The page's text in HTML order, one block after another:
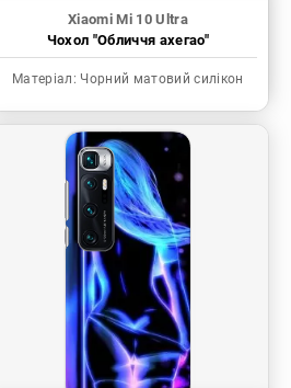
Xiaomi Mi 10 Ultra
Чохол "Обличчя ахегао"
Матеріал: Чорний матовий силікон